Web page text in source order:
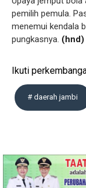
pemilih pemula.
menemui kendala
pungkasnya. (hnd)
Ikuti
# daerah jambi